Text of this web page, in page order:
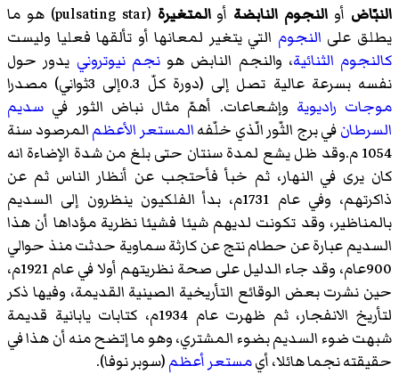
النبّاض أو النجوم النابضة أوالمتغيرة (
pulsating star)‏ هو ما
يطلق على النجوم التي يتغير لمعانها أو تألقها فعليا وليست
كالنجوم الثنائية، والنجم النابض هونجم نيوتروني يدور حول
نفسه بسرعة عالية تصل إلى (دورة كلّ 0.3إلى 3ثواني) مصدرا
موجات راديوية وإشعاعات. أهمّ مثالنباض الثور في سديم
السرطانفي برج الثّور الّذي خلّفهالمستعر الأعظمالمرصود سنة
1054 م.وقد ظل يشع لمدة سنتان حتى بلغ من شدة الإضاءة انه
كان يرى في النهار، ثم خبأ فأحتجب عن أنظار الناس ثم عن
ذاكرتهم، وفي عام 1731م، بدأ الفلكيون ينظرون إلى السديم
بالمناظير، وقد تكونت لديهم شيئا فشيئا نظرية مؤداها أن هذا
السديم عبارة عن حطام نتج عن كارثة سماوية حدثت منذ حوالي
900عام، وقد جاء الدليل على صحة نظريتهم أولا في عام 1921م،
حين نشرت بعض الوقائع التأريخية الصينية القديمة، وفيها ذكر
لتأريخ الانفجار، ثم ظهرت عام 1934م، كتابات يابانية قديمة
شبهت ضوء السديم بضوء المشتري، وهو ما إتضح منه أن هذا في
حقيقته نجما هائلا، أيمستعر أعظم(سوبر نوفا).